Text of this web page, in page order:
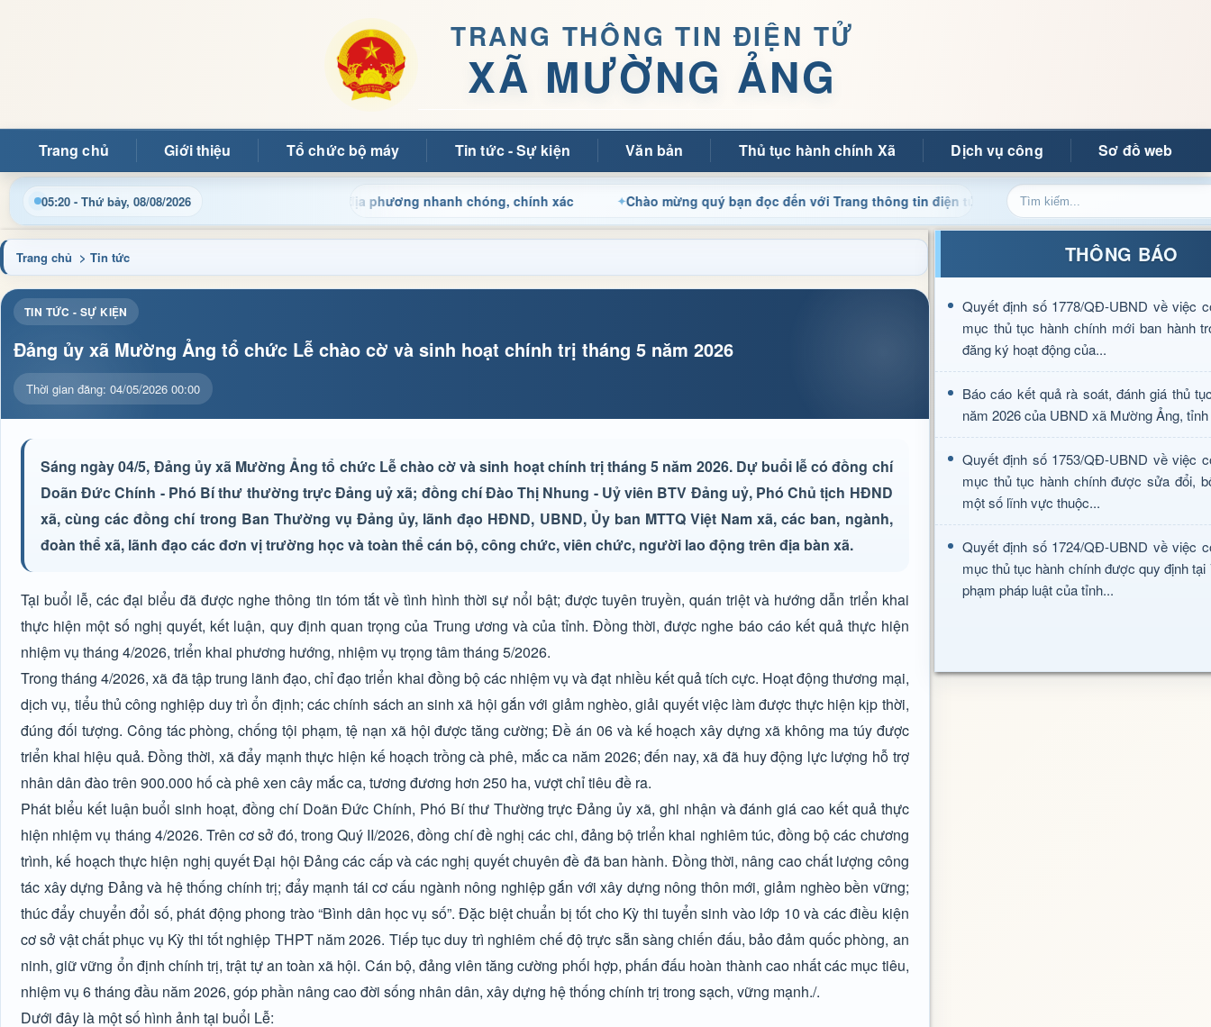
TRANG THÔNG TIN ĐIỆN TỬ
XÃ MƯỜNG ẢNG
Trang chủ Giới thiệu Tổ chức bộ máy Tin tức - Sự kiện Văn bản Thủ tục hành chính Xã Dịch vụ công Sơ đồ web
05:20 - Thứ bảy, 08/08/2026
điều hành, thủ tục hành chính và tin tức địa phương nhanh chóng, chính xác Chào mừng quý bạn đọc đến với Trang thông tin điện tử xã Mường Ảng Cập nhật thông tin điều
Trang chủ > Tin tức
TIN TỨC - SỰ KIỆN
Đảng ủy xã Mường Ảng tổ chức Lễ chào cờ và sinh hoạt chính trị tháng 5 năm 2026
Thời gian đăng: 04/05/2026 00:00
Sáng ngày 04/5, Đảng ủy xã Mường Ảng tổ chức Lễ chào cờ và sinh hoạt chính trị tháng 5 năm 2026. Dự buổi lễ có đồng chí
Doãn Đức Chính - Phó Bí thư thường trực Đảng uỷ xã; đồng chí Đào Thị Nhung - Uỷ viên BTV Đảng uỷ, Phó Chủ tịch HĐND
xã, cùng các đồng chí trong Ban Thường vụ Đảng ủy, lãnh đạo HĐND, UBND, Ủy ban MTTQ Việt Nam xã, các ban, ngành,
đoàn thể xã, lãnh đạo các đơn vị trường học và toàn thể cán bộ, công chức, viên chức, người lao động trên địa bàn xã.
Tại buổi lễ, các đại biểu đã được nghe thông tin tóm tắt về tình hình thời sự nổi bật; được tuyên truyền, quán triệt và hướng dẫn triển khai
thực hiện một số nghị quyết, kết luận, quy định quan trọng của Trung ương và của tỉnh. Đồng thời, được nghe báo cáo kết quả thực hiện
nhiệm vụ tháng 4/2026, triển khai phương hướng, nhiệm vụ trọng tâm tháng 5/2026.
Trong tháng 4/2026, xã đã tập trung lãnh đạo, chỉ đạo triển khai đồng bộ các nhiệm vụ và đạt nhiều kết quả tích cực. Hoạt động thương mại,
dịch vụ, tiểu thủ công nghiệp duy trì ổn định; các chính sách an sinh xã hội gắn với giảm nghèo, giải quyết việc làm được thực hiện kịp thời,
đúng đối tượng. Công tác phòng, chống tội phạm, tệ nạn xã hội được tăng cường; Đề án 06 và kế hoạch xây dựng xã không ma túy được
triển khai hiệu quả. Đồng thời, xã đẩy mạnh thực hiện kế hoạch trồng cà phê, mắc ca năm 2026; đến nay, xã đã huy động lực lượng hỗ trợ
nhân dân đào trên 900.000 hố cà phê xen cây mắc ca, tương đương hơn 250 ha, vượt chỉ tiêu đề ra.
Phát biểu kết luận buổi sinh hoạt, đồng chí Doãn Đức Chính, Phó Bí thư Thường trực Đảng ủy xã, ghi nhận và đánh giá cao kết quả thực
hiện nhiệm vụ tháng 4/2026. Trên cơ sở đó, trong Quý II/2026, đồng chí đề nghị các chi, đảng bộ triển khai nghiêm túc, đồng bộ các chương
trình, kế hoạch thực hiện nghị quyết Đại hội Đảng các cấp và các nghị quyết chuyên đề đã ban hành. Đồng thời, nâng cao chất lượng công
tác xây dựng Đảng và hệ thống chính trị; đẩy mạnh tái cơ cấu ngành nông nghiệp gắn với xây dựng nông thôn mới, giảm nghèo bền vững;
thúc đẩy chuyển đổi số, phát động phong trào “Bình dân học vụ số”. Đặc biệt chuẩn bị tốt cho Kỳ thi tuyển sinh vào lớp 10 và các điều kiện
cơ sở vật chất phục vụ Kỳ thi tốt nghiệp THPT năm 2026. Tiếp tục duy trì nghiêm chế độ trực sẵn sàng chiến đấu, bảo đảm quốc phòng, an
ninh, giữ vững ổn định chính trị, trật tự an toàn xã hội. Cán bộ, đảng viên tăng cường phối hợp, phấn đấu hoàn thành cao nhất các mục tiêu,
nhiệm vụ 6 tháng đầu năm 2026, góp phần nâng cao đời sống nhân dân, xây dựng hệ thống chính trị trong sạch, vững mạnh./.
Dưới đây là một số hình ảnh tại buổi Lễ:
THÔNG BÁO
Quyết định số 1778/QĐ-UBND về việc
mục thủ tục hành chính mới ban hành
đăng ký hoạt động của...
Báo cáo kết quả rà soát, đánh giá thủ
năm 2026 của UBND xã Mường Ảng,
Quyết định số 1753/QĐ-UBND về việc
mục thủ tục hành chính được sửa đổi,
một số lĩnh vực thuộc...
Quyết định số 1724/QĐ-UBND về việc
mục thủ tục hành chính được quy định tại
phạm pháp luật của tỉnh...